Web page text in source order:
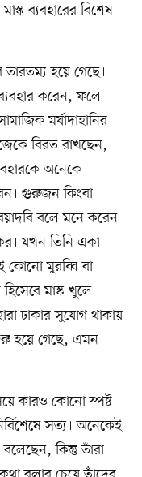
ব্যবহারের বিশেষ
তারতম্য হয়ে গেছে।
করেন, ফলে
মর্যাদাহানির
বিরত রাখছেন,
অনেকে
গুরুজন কিংবা
বলে মনে করেন
যখন তিনি একা
কোনো মুরব্বি বা
মাস্ক খুলে
ঢাকার সুযোগ থাকায়
হয়ে গেছে, এমন
কারও কোনো স্পষ্ট
সত্য। অনেকেই
কিন্তু তাঁরা